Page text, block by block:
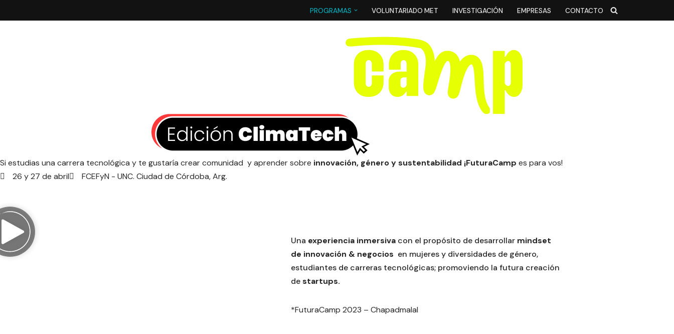
PROGRAMAS VOLUNTARIADO MET INVESTIGACIÓN EMPRESAS CONTACTO
Si estudias una carrera tecnológica y te gustaría crear comunidad y aprender sobre innovación, género y sustentabilidad ¡FuturaCamp es para vos!
26 y 27 de abril
FCEFyN - UNC. Ciudad de Córdoba, Arg.
Una experiencia inmersiva con el propósito de desarrollar mindset
de innovación & negocios en mujeres y diversidades de género,
estudiantes de carreras tecnológicas; promoviendo la futura creación
destartups.
*FuturaCamp 2023 – Chapadmalal